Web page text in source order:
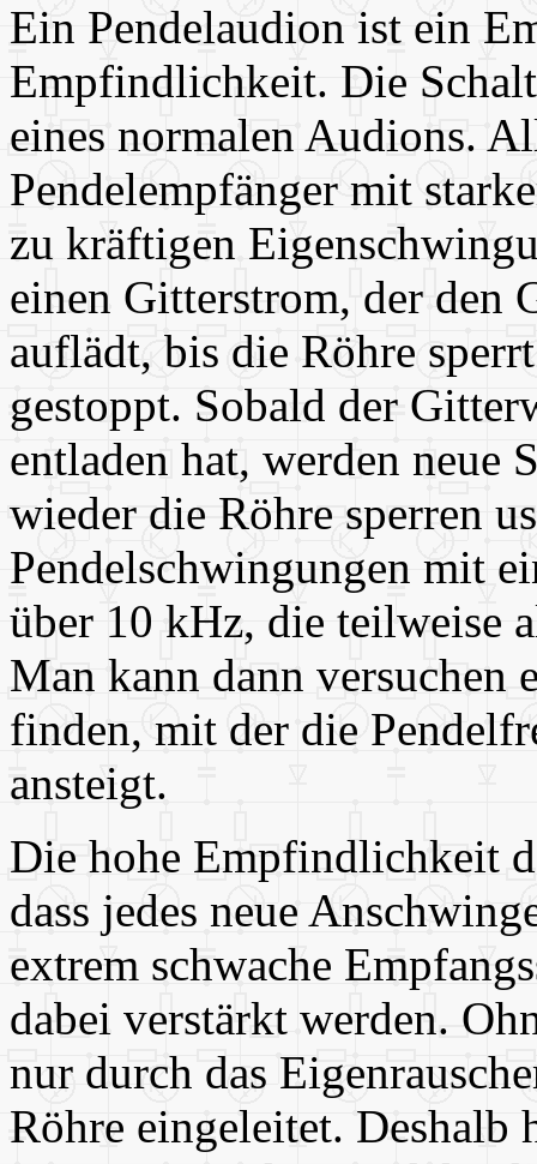
Ein Pendelaudion ist ein
Empfindlichkeit. Die
eines normalen Audions.
Pendelempfänger mit
zu kräftigen
einen Gitterstrom, der den
auflädt, bis die Röhre
gestoppt. Sobald der
entladen hat, werden neue
wieder die Röhre sperren
Pendelschwingungen mit
über 10 kHz, die teilweise
Man kann dann versuchen
finden, mit der die
ansteigt.
Die hohe Empfindlichkeit
dass jedes neue
extrem schwache
dabei verstärkt werden.
nur durch das
Röhre eingeleitet. Deshalb